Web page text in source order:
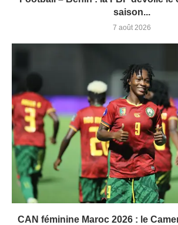
saison...
7 août 2026
CAN féminine Maroc 2026 : le